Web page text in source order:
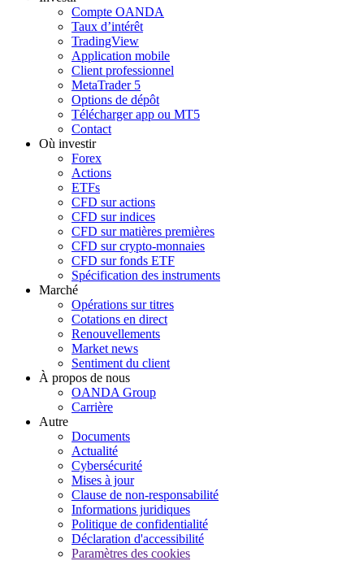
Compte OANDA
Taux d’intérêt
TradingView
Application mobile
Client professionnel
MetaTrader 5
Options de dépôt
Télécharger app ou MT5
Contact
Où investir
Forex
Actions
ETFs
CFD sur actions
CFD sur indices
CFD sur matières premières
CFD sur crypto-monnaies
CFD sur fonds ETF
Spécification des instruments
Marché
Opérations sur titres
Cotations en direct
Renouvellements
Market news
Sentiment du client
À propos de nous
OANDA Group
Carrière
Autre
Documents
Actualité
Cybersécurité
Mises à jour
Clause de non-responsabilité
Informations juridiques
Politique de confidentialité
Déclaration d'accessibilité
Paramètres des cookies